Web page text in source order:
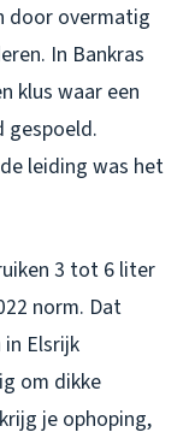
door overmatig
In Bankras
klus waar een
gespoeld.
leiding was het
3 tot 6 liter
norm. Dat
Elsrijk
om dikke
je ophoping,